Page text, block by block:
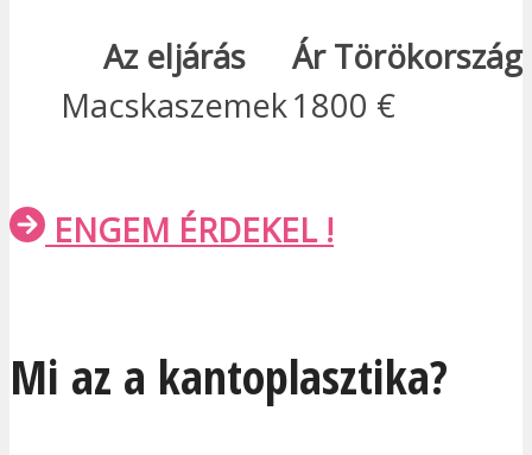
Az eljárás
Ár Törökország
Macskaszemek1800 €
ENGEM ÉRDEKEL !
Mi az a kantoplasztika?